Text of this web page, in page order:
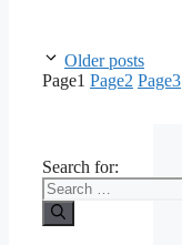
Older posts
Page1 Page2 Page3
Search for: